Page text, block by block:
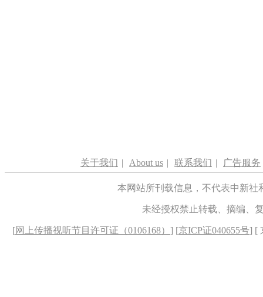
关于我们 | About us | 联系我们 | 广告服务
本网站所刊载信息，不代表中新
未经授权禁止转载、摘编、
[网上传播视听节目许可证（0106168） ] [京ICP证040655号] [